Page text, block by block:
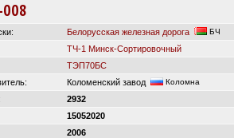
Белорусская железная дорога БЧ
ТЧ-1 Минск-Сортировочный
ТЭП70БС
Коломенский завод Коломна
2932
15052020
2006